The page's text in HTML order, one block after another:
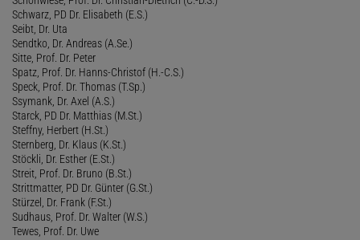
Schwarz, PD Dr. Elisabeth (E.S.)
Seibt, Dr. Uta
Sendtko, Dr. Andreas (A.Se.)
Sitte, Prof. Dr. Peter
Spatz, Prof. Dr. Hanns-Christof (H.-C.S.)
Speck, Prof. Dr. Thomas (T.Sp.)
Ssymank, Dr. Axel (A.S.)
Starck, PD Dr. Matthias (M.St.)
Steffny, Herbert (H.St.)
Sternberg, Dr. Klaus (K.St.)
Stöckli, Dr. Esther (E.St.)
Streit, Prof. Dr. Bruno (B.St.)
Strittmatter, PD Dr. Günter (G.St.)
Stürzel, Dr. Frank (F.St.)
Sudhaus, Prof. Dr. Walter (W.S.)
Tewes, Prof. Dr. Uwe